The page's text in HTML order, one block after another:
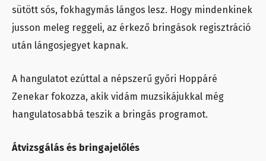
sütött sós, fokhagymás lángos lesz. Hogy mindenkinek
jusson meleg reggeli, az érkező bringások regisztráció
után lángosjegyet kapnak.
A hangulatot ezúttal a népszerű győri Hoppáré
Zenekar fokozza, akik vidám muzsikájukkal még
hangulatosabbá teszik a bringás programot.
Átvizsgálás és bringajelőlés